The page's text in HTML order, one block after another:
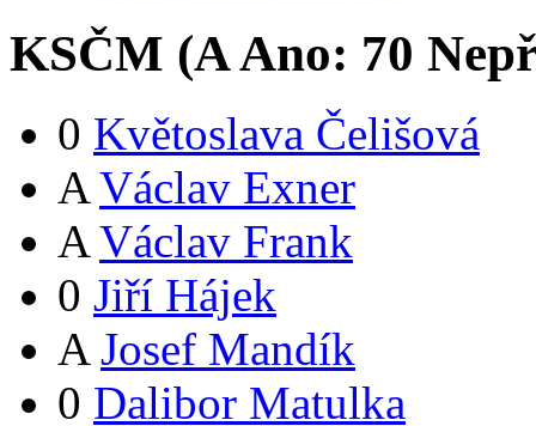
KSČM (AAno: 70
0 Květoslava Čelišová
A Václav Exner
A Václav Frank
0 Jiří Hájek
A Josef Mandík
0 Dalibor Matulka